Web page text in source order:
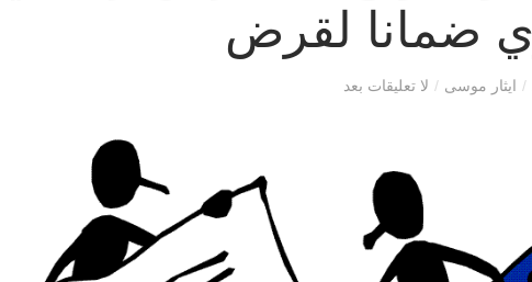
ضمانا لقرض
/ ايثار موسى / لا تعليقات بعد